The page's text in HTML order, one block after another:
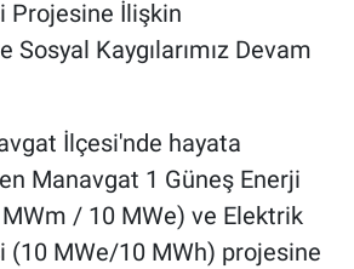
Projesine İlişkin
Sosyal Kaygılarımız Devam
İlçesi'nde hayata
Manavgat 1 Güneş Enerji
/ 10 MWe) ve Elektrik
(10 MWe/10 MWh) projesine